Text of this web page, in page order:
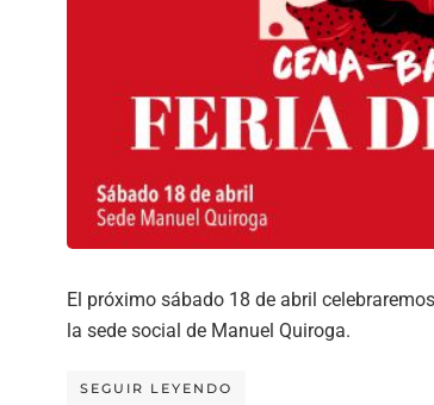
El próximo sábado 18 de abril
la sede social de Manuel Quiroga.
SEGUIR LEYENDO